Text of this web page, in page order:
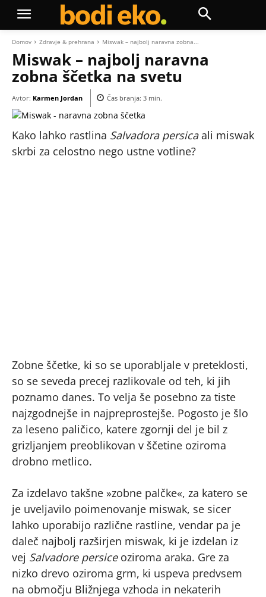
Domov Zdravje & prehrana Miswak – najbolj naravna zobna...
Miswak – najbolj naravna
zobna ščetka na svetu
Avtor: Karmen Jordan Čas branja: 3 min.
Kako lahko rastlina Salvadora persicaali miswak
skrbi za celostno nego ustne votline?
Zobne ščetke, ki so se uporabljale v preteklosti,
so se seveda precej razlikovale od teh, ki jih
poznamo danes. To velja še posebno za tiste
najzgodnejše in najpreprostejše. Pogosto je šlo
za leseno paličico, katere zgornji del je bil z
grizljanjem preoblikovan v ščetine oziroma
drobno metlico.
Za izdelavo takšne »zobne palčke«, za katero se
je uveljavilo poimenovanje miswak, se sicer
lahko uporabijo različne rastline, vendar pa je
daleč najbolj razširjen miswak, ki je izdelan iz
vej Salvadore persiceoziroma araka. Gre za
nizko drevo oziroma grm, ki uspeva predvsem
na območju Bližnjega vzhoda in nekaterih